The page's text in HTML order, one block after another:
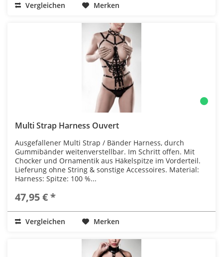
Vergleichen Merken
Multi Strap Harness Ouvert
Ausgefallener Multi Strap / Bänder Harness, durch
Gummibänder weitenverstellbar. Im Schritt offen. Mit
Chocker und Ornamentik aus Häkelspitze im Vorderteil.
Lieferung ohne String & sonstige Accessoires. Material:
Harness: Spitze: 100 %...
47,95 € *
Vergleichen Merken